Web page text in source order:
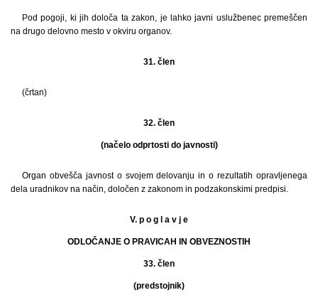
Pod pogoji, ki jih določa ta zakon, je lahko javni uslužbenec premeščen
na drugo delovno mesto v okviru organov.
31. člen
(črtan)
32. člen
(načelo odprtosti do javnosti)
Organ obvešča javnost o svojem delovanju in o rezultatih opravljenega
dela uradnikov na način, določen z zakonom in podzakonskimi predpisi.
V. p o g l a v j e
ODLOČANJE O PRAVICAH IN OBVEZNOSTIH
33. člen
(predstojnik)